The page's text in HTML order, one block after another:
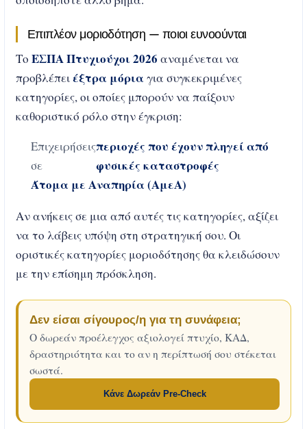
Επιπλέον μοριοδότηση — ποιοι ευνοούνται
Το ΕΣΠΑ Πτυχιούχοι 2026 αναμένεται να
προβλέπειέξτρα μόριαγια συγκεκριμένες
κατηγορίες, οι οποίες μπορούν να παίξουν
καθοριστικό ρόλο στην έγκριση:
Επιχειρήσεις
σε
περιοχές που έχουν πληγεί από
φυσικές καταστροφές
Άτομα με Αναπηρία (ΑμεΑ)
Αν ανήκεις σε μια από αυτές τις κατηγορίες, αξίζει
να το λάβεις υπόψη στη στρατηγική σου. Οι
οριστικές κατηγορίες μοριοδότησης θα κλειδώσουν
με την επίσημη πρόσκληση.
Δεν είσαι σίγουρος/η για τη συνάφεια;
Ο δωρεάν προέλεγχος αξιολογεί πτυχίο, ΚΑΔ,
δραστηριότητα και το αν η περίπτωσή σου στέκεται
σωστά.
Κάνε Δωρεάν Pre-Check